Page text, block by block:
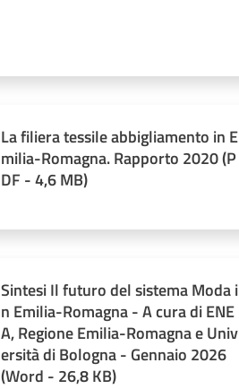
La filiera tessile abbigliamento in E
milia-Romagna. Rapporto 2020(P
DF -4,6 MB)
Sintesi Il futuro del sistema Moda i
n Emilia-Romagna - A cura di ENE
A, Regione Emilia-Romagna e Univ
ersità di Bologna - Gennaio 2026
(Word - 26,8 KB)